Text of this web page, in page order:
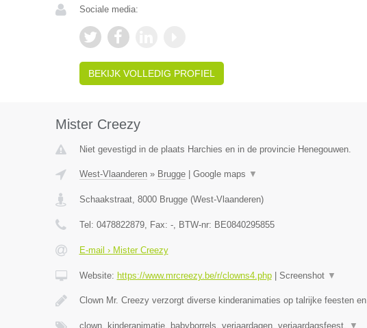
Sociale media:
BEKIJK VOLLEDIG PROFIEL
Mister Creezy
Niet gevestigd in de plaats Harchies en in de provincie Henegouwen.
West-Vlaanderen» Brugge| Google maps ▼
Schaakstraat, 8000 Brugge(West-Vlaanderen)
Tel: 0478822879, Fax: -, BTW-nr: BE0840295855
E-mail › Mister Creezy
Website: https://www.mrcreezy.be/r/clowns4.php| Screenshot ▼
Clown Mr. Creezy verzorgt diverse kinderanimaties op talrijke feesten en
clown, kinderanimatie, babyborrels, verjaardagen, verjaardagsfeest, ▼